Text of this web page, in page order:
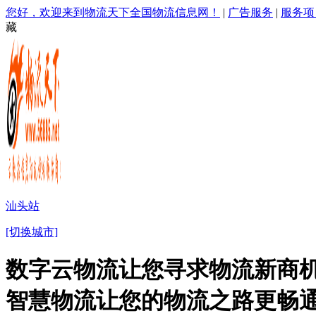
您好，欢迎来到物流天下全国物流信息网！ | 广告服务 | 服务
藏
汕头站
[切换城市]
数字云物流让您寻求物流新商
智慧物流让您的物流之路更畅